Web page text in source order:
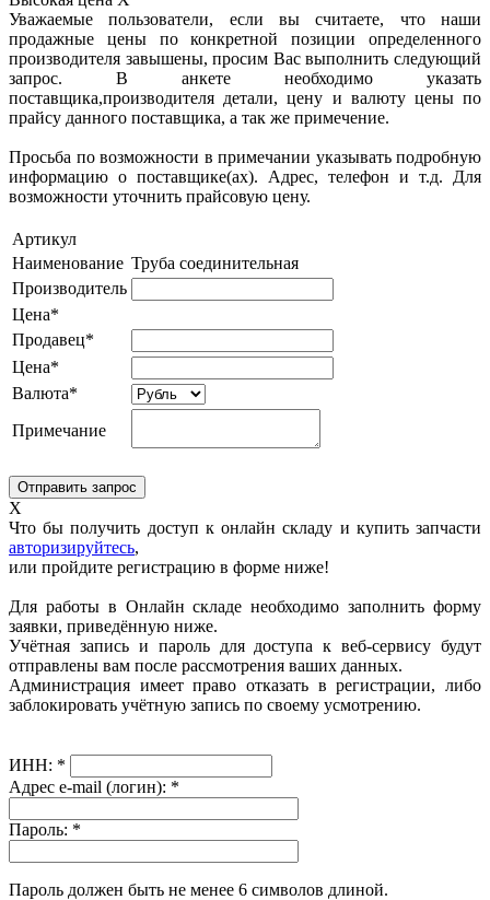
Уважаемые пользователи, если вы считаете, что наши
продажные цены по конкретной позиции определенного
производителя завышены, просим Вас выполнить следующий
запрос. В анкете необходимо указать
поставщика,производителя детали, цену и валюту цены по
прайсу данного поставщика, а так же примечение.
Просьба по возможности в примечании указывать подробную
информацию о поставщике(ах). Адрес, телефон и т.д. Для
возможности уточнить прайсовую цену.
Артикул
Наименование Труба соединительная
Производитель
Цена*
Продавец*
Цена*
Валюта*
Примечание
X
Что бы получить доступ к онлайн складу и купить запчасти
авторизируйтесь,
или пройдите регистрацию в форме ниже!
Для работы в Онлайн складе необходимо заполнить форму
заявки, приведённую ниже.
Учётная запись и пароль для доступа к веб-сервису будут
отправлены вам после рассмотрения ваших данных.
Администрация имеет право отказать в регистрации, либо
заблокировать учётную запись по своему усмотрению.
ИНН: *
Адрес e-mail (логин): *
Пароль: *
Пароль должен быть не менее 6 символов длиной.